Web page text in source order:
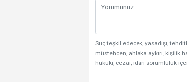
Suç teşkil edecek, yasadışı,
müstehcen, ahlaka aykırı, kişilik
hukuki, cezai, idari sorumluluk